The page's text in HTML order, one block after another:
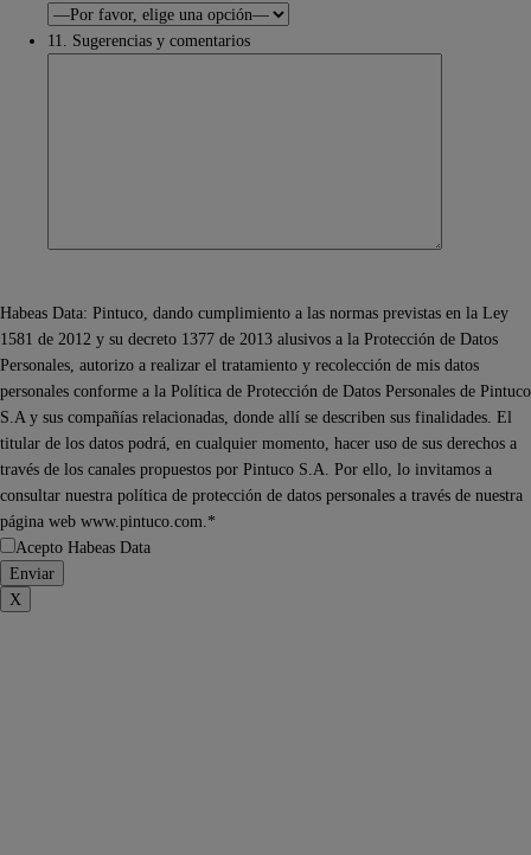
11. Sugerencias y comentarios
Habeas Data: Pintuco, dando cumplimiento a las normas previstas en la Ley
1581 de 2012 y su decreto 1377 de 2013 alusivos a la Protección de Datos
Personales, autorizo a realizar el tratamiento y recolección de mis datos
personales conforme a la Política de Protección de Datos Personales de Pintuco
S.A y sus compañías relacionadas, donde allí se describen sus finalidades. El
titular de los datos podrá, en cualquier momento, hacer uso de sus derechos a
través de los canales propuestos por Pintuco S.A. Por ello, lo invitamos a
consultar nuestra política de protección de datos personales a través de nuestra
página web www.pintuco.com.*
Acepto Habeas Data
X